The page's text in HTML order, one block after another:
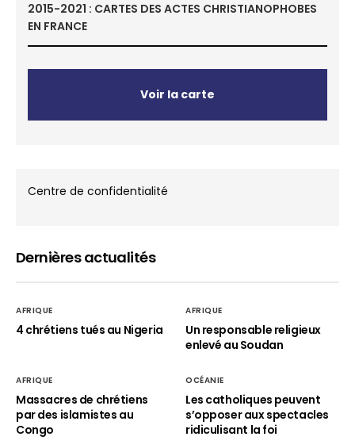
2015-2021 : CARTES DES ACTES CHRISTIANOPHOBES
EN FRANCE
Voir la carte
Centre de confidentialité
Dernières actualités
AFRIQUE
4 chrétiens tués au Nigeria
AFRIQUE
Un responsable religieux
enlevé au Soudan
AFRIQUE
Massacres de chrétiens
par des islamistes au
Congo
OCÉANIE
Les catholiques peuvent
s’opposer aux spectacles
ridiculisant la foi